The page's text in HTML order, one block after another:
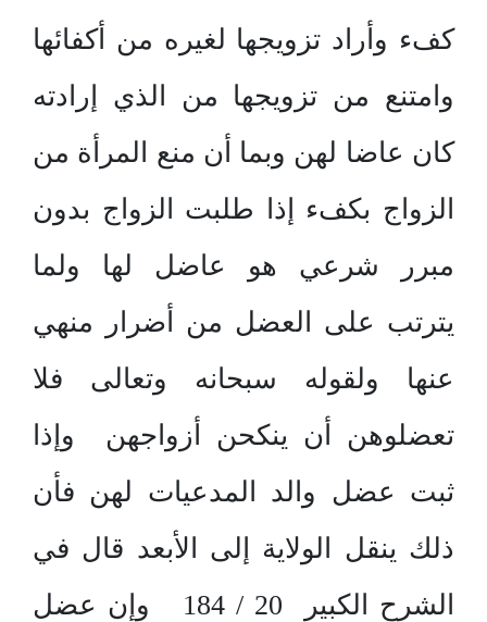
كفء وأراد تزويجها لغيره من أكفائها
وامتنع من تزويجها من الذي إرادته
كان عاضا لهن وبما أن منع المرأة من
الزواج بكفء إذا طلبت الزواج بدون
مبرر شرعي هو عاضل لها ولما
يترتب على العضل من أضرار منهي
عنها ولقوله سبحانه وتعالى فلا
تعضلوهن أن ينكحن أزواجهن وإذا
ثبت عضل والد المدعيات لهن فأن
ذلك ينقل الولاية إلى الأبعد قال في
الشرح الكبير 20 / 184 وإن عضل